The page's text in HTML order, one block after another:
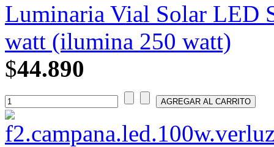
Luminaria Vial Solar LED
watt (ilumina 250 watt)
$44.890